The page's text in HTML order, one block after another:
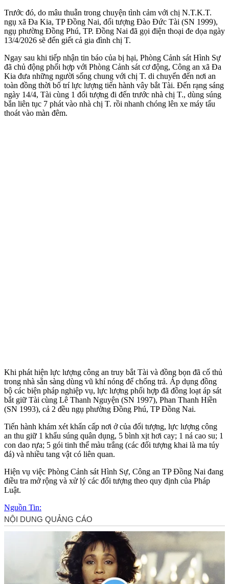
Trước đó, do mâu thuẫn trong chu‌yện tìn‌h cảm với chị N.T.K.T.
ngụ xã Đa Kia, TP Đồng Nai, đối tượng Đào Đức Tài (SN 1999),
ngụ phường Đồng Phú, TP. Đồng Nai đã gọi điện thoại đe dọa ngày
13/4/2026 sẽ đến giết cả gia đình chị T.
Ngay sau khi tiếp nhận tin báo của bị hại, Phòng Cảnh sát Hình Sự
đã chủ động phối hợp với Phòng Cảnh sát cơ động, Công an xã Đa
Kia đưa những người sống chung với chị T. di chuyển đến nơi an
toàn đồng thời bố trí lực lượng tiến hành vây bắt Tài. Đến rạng sáng
ngày 14/4, Tài cùng 1 đối tượng đi đến trước nhà chị T., dùng súng
bắn liên tục 7 phát vào nhà chị T. rồi nhanh chóng lên xe máy tẩu
thoát vào màn đêm.
Khi phát hiện lực lượng công an truy bắt Tài và đồng bọn đã cố thủ
trong nhà sẵn sàng dùng vũ khí nóng để chống trả. Áp dụng đồng
bộ các biện pháp nghiệp vụ, lực lượng phối hợp đã đồng loạt áp sát
bắt giữ Tài cùng Lê Thanh Nguyện (SN 1997), Phan Thanh Hiền
(SN 1993), cả 2 đều ngụ phường Đồng Phú, TP Đồng Nai.
Tiến hành khám xét khẩn cấp nơi ở của đối tượng, lực lượng công
an thu giữ 1 khẩu súng quân dụng, 5 bình xịt hơ‌i ca‌y; 1 ná cao su; 1
con dao rựa; 5 gói tinh thể màu trắng (các đối tượng khai là m‌a tú‌y
đá) và nhiều tang vật có liên quan.
Hiện vụ việc Phòng Cảnh sát Hình Sự, Công an TP Đồng Nai đang
điều tra mở rộng và xử lý các đối tượng theo quy định của Pháp
Luật.
Nguồn Tin: